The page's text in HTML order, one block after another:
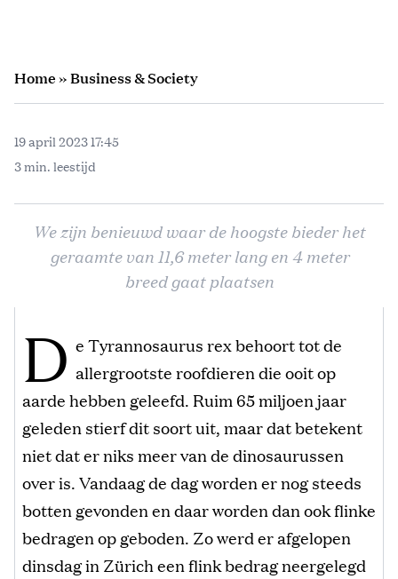
Home»Business & Society
19 april 2023 17:45
3 min. leestijd
We zijn benieuwd waar de hoogste bieder het
geraamte van 11,6 meter lang en 4 meter
breed gaat plaatsen
D e Tyrannosaurus rex behoort tot de
allergrootste roofdieren die ooit op
aarde hebben geleefd. Ruim 65 miljoen jaar
geleden stierf dit soort uit, maar dat betekent
niet dat er niks meer van de dinosaurussen
over is. Vandaag de dag worden er nog steeds
botten gevonden en daar worden dan ook flinke
bedragen op geboden. Zo werd er afgelopen
dinsdag in Zürich een flink bedrag neergelegd